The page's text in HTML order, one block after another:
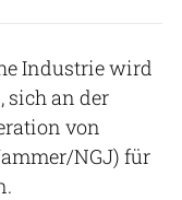
Industrie wird
sich an der
von
NGJ) für